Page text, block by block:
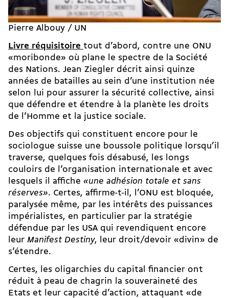
Pierre Albouy / UN
Livre réquisitoire tout d’abord, contre une ONU
«moribonde» où plane le spectre de la Société
des Nations. Jean Ziegler décrit ainsi quinze
années de batailles au sein d’une institution née
selon lui pour assurer la sécurité collective, ainsi
que défendre et étendre à la planète les droits
de l’Homme et la justice sociale.
Des objectifs qui constituent encore pour le
sociologue suisse une boussole politique lorsqu’il
traverse, quelques fois désabusé, les longs
couloirs de l’organisation internationale et avec
lesquels il affiche «une adhésion totale et sans
réserves». Certes, affirme-t-il, l’ONU est bloquée,
paralysée même, par les intérêts des puissances
impérialistes, en particulier par la stratégie
défendue par les USA qui revendiquent encore
leur Manifest Destiny, leur droit/devoir «divin» de
s’étendre.
Certes, les oligarchies du capital financier ont
réduit à peau de chagrin la souveraineté des
Etats et leur capacité d’action, attaquant «de